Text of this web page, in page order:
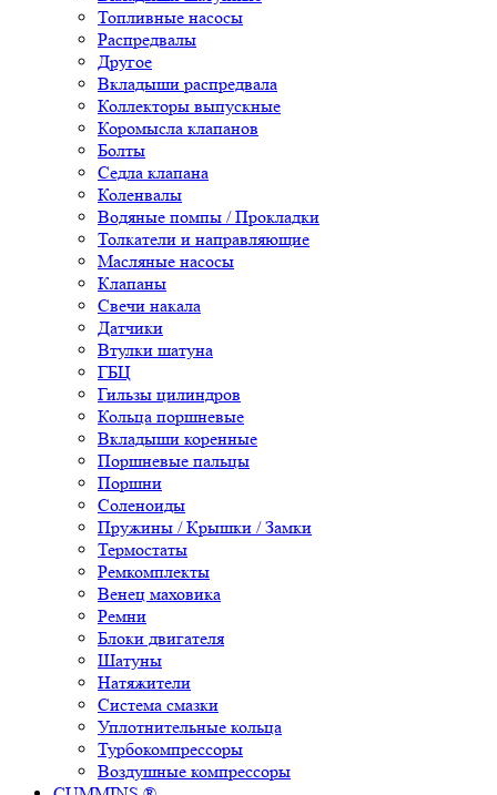
Топливные насосы
Распредвалы
Другое
Вкладыши распредвала
Коллекторы выпускные
Коромысла клапанов
Болты
Седла клапана
Коленвалы
Водяные помпы / Прокладки
Толкатели и направляющие
Масляные насосы
Клапаны
Свечи накала
Датчики
Втулки шатуна
ГБЦ
Гильзы цилиндров
Кольца поршневые
Вкладыши коренные
Поршневые пальцы
Поршни
Соленоиды
Пружины / Крышки / Замки
Термостаты
Ремкомплекты
Венец маховика
Ремни
Блоки двигателя
Шатуны
Натяжители
Система смазки
Уплотнительные кольца
Турбокомпрессоры
Воздушные компрессоры